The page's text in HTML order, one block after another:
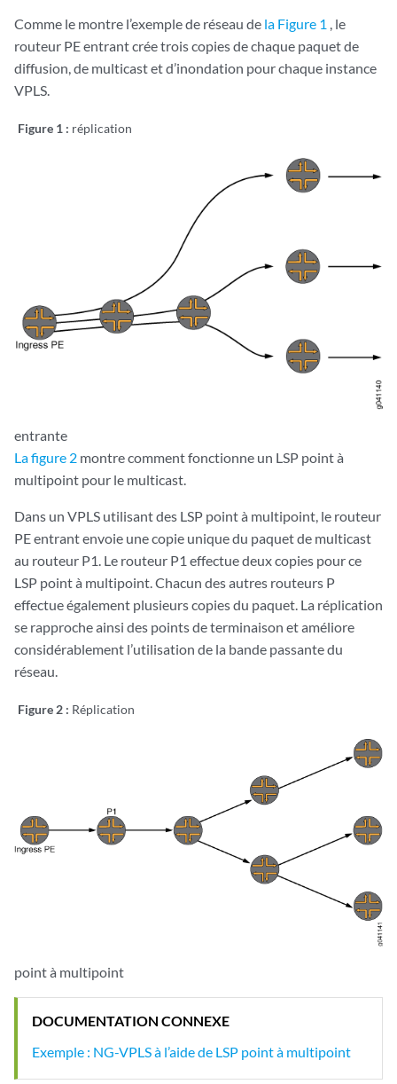
Comme le montre l’exemple de réseau de la Figure 1 , le
routeur PE entrant crée trois copies de chaque paquet de
diffusion, de multicast et d’inondation pour chaque instance
VPLS.
Figure 1 : réplication
entrante
La figure 2 montre comment fonctionne un LSP point à
multipoint pour le multicast.
Dans un VPLS utilisant des LSP point à multipoint, le routeur
PE entrant envoie une copie unique du paquet de multicast
au routeur P1. Le routeur P1 effectue deux copies pour ce
LSP point à multipoint. Chacun des autres routeurs P
effectue également plusieurs copies du paquet. La réplication
se rapproche ainsi des points de terminaison et améliore
considérablement l’utilisation de la bande passante du
réseau.
Figure 2 : Réplication
point à multipoint
DOCUMENTATION CONNEXE
Exemple : NG-VPLS à l’aide de LSP point à multipoint